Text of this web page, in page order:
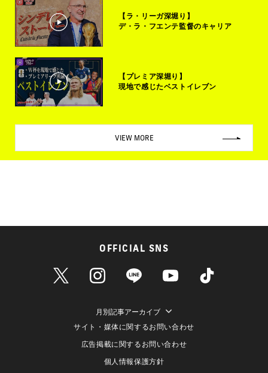
【ラ・リーガ深堀り】
デ・ラ・フエンテ監督のキャリア
【プレミア深堀り】
現地で感じたベストイレブン
VIEW MORE
OFFICIAL SNS
月別記事アーカイブ
サイト・媒体に関するお問い合わせ
広告掲載に関するお問い合わせ
個人情報保護方針